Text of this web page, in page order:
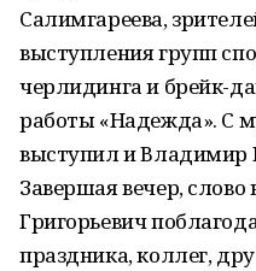
Салимгареева,
выступления групп
черлидинга и брейк-
работы «Надежда». С
выступил и Владимир
Завершая вечер,
Григорьевич
праздника, коллег,